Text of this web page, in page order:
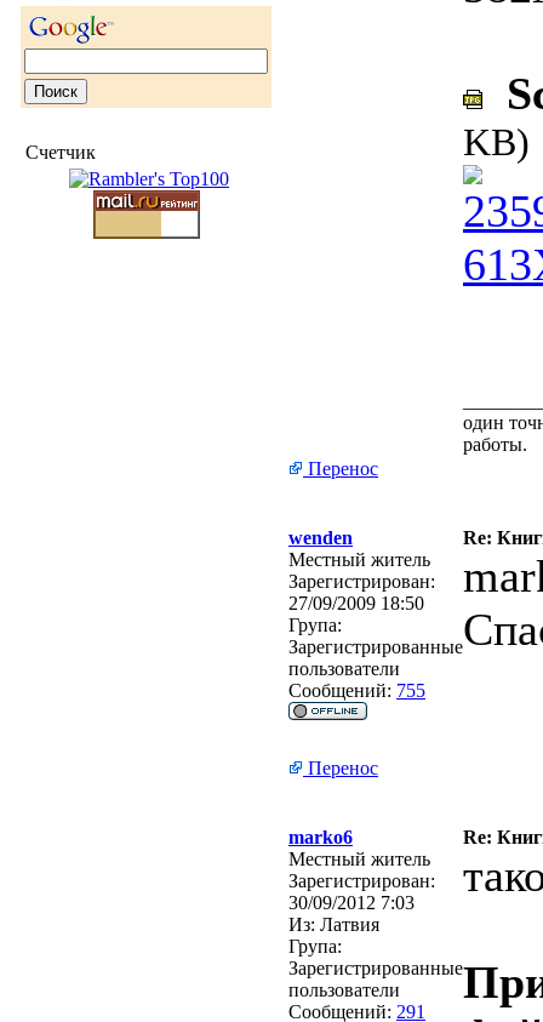
Счетчик KB)
один
работы.
Перенос
wenden
Re:
Местный житель
Зарегистрирован:
27/09/2009 18:50
Група:
Зарегистрированные
пользователи
Сообщений: 755
Перенос
marko6
Re:
Местный житель
Зарегистрирован:
30/09/2012 7:03
Из: Латвия
Група:
Зарегистрированные
пользователи
Сообщений: 291